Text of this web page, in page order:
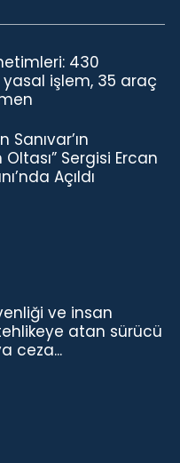
430
işlem, 35 araç
Sanıvar’ın
Oltası” Sergisi Ercan
Açıldı
ve insan
atan sürücü
ceza...